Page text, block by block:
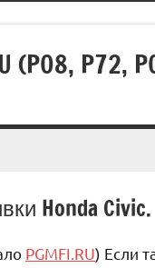
(P08, P72,
Honda Civic.
PGMFI.RU) Если